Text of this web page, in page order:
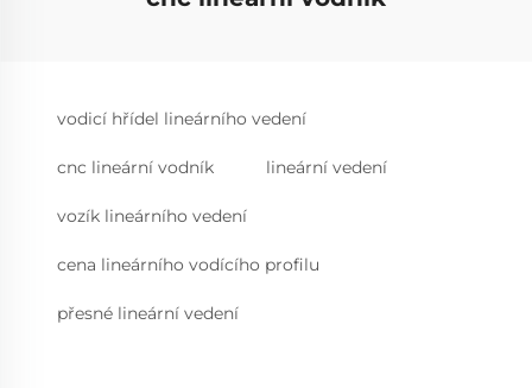
vodicí hřídel lineárního vedení
cnc lineární vodník lineární vedení
vozík lineárního vedení
cena lineárního vodícího profilu
přesné lineární vedení